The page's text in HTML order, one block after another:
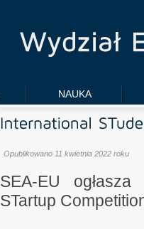
NAUKA
Opublikowano 11 kwietnia 2022 roku
SEA-EU
STartup